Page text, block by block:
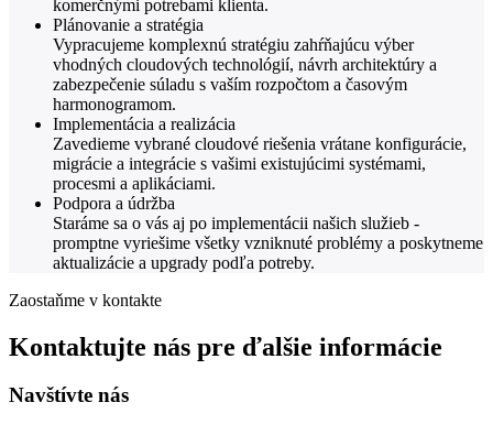
komerčnými potrebami klienta.
Plánovanie a stratégia
Vypracujeme komplexnú stratégiu zahŕňajúcu výber
vhodných cloudových technológií, návrh architektúry a
zabezpečenie súladu s vaším rozpočtom a časovým
harmonogramom.
Implementácia a realizácia
Zavedieme vybrané cloudové riešenia vrátane konfigurácie,
migrácie a integrácie s vašimi existujúcimi systémami,
procesmi a aplikáciami.
Podpora a údržba
Staráme sa o vás aj po implementácii našich služieb -
promptne vyriešime všetky vzniknuté problémy a poskytneme
aktualizácie a upgrady podľa potreby.
Zaostaňme v kontakte
Kontaktujte nás pre ďalšie informácie
Navštívte nás